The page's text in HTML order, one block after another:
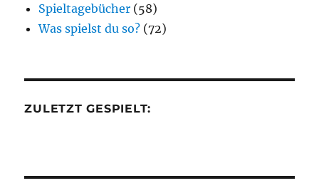
Spieltagebücher (58)
Was spielst du so? (72)
ZULETZT GESPIELT: